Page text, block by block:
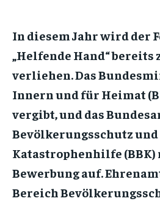
In diesem Jahr wird der
„Helfende Hand“ bereits
verliehen. Das
Innern und für Heimat
vergibt, und das
Bevölkerungsschutz und
Katastrophenhilfe
Bewerbung auf.
Bereich